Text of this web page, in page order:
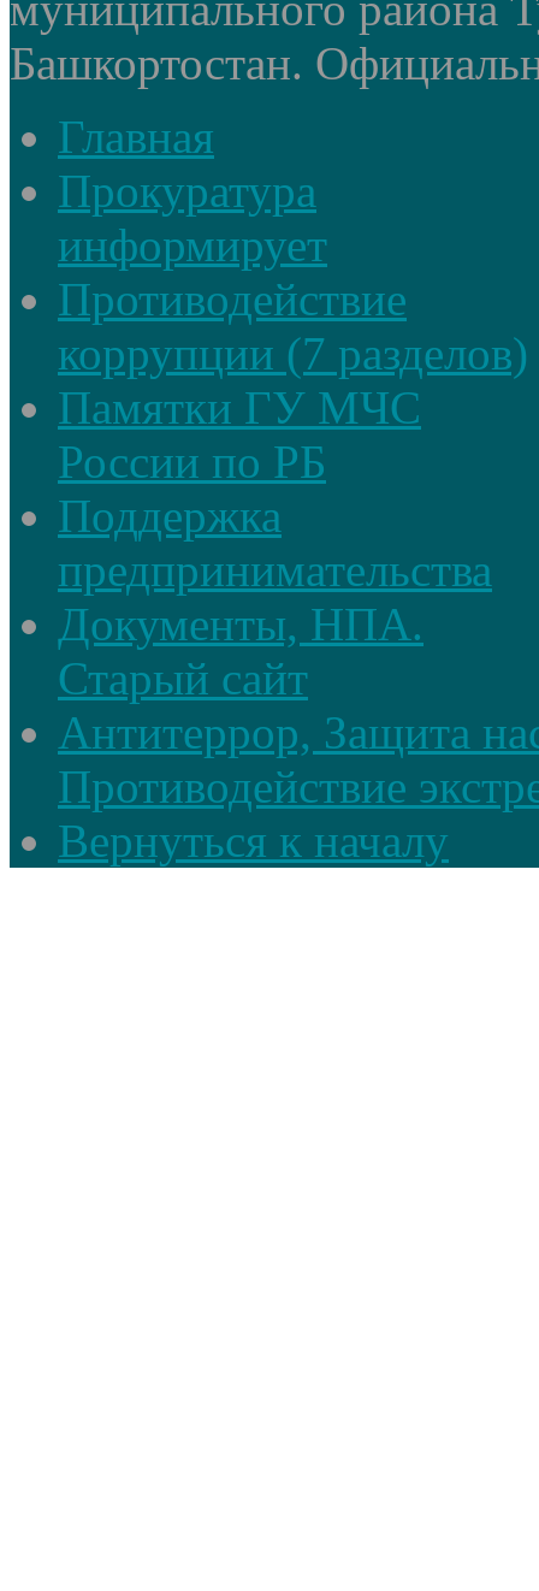
Башкортостан.
Главная
Прокуратура
информирует
Противодействие
коррупции (7 разделов)
Памятки ГУ МЧС
России по РБ
Поддержка
предпринимательства
Документы, НПА.
Старый сайт
Антитеррор, Защита
Противодействие
Вернуться к началу